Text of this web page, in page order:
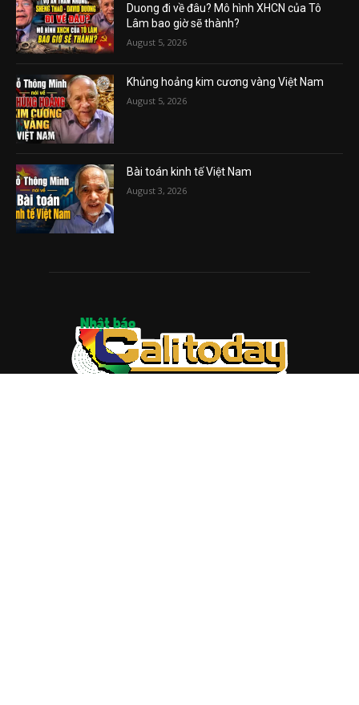
Duong đi về đâu? Mô hình XHCN của Tô
Lâm bao giờ sẽ thành?
August 5, 2026
Khủng hoảng kim cương vàng Việt Nam
August 5, 2026
Bài toán kinh tế Việt Nam
August 3, 2026